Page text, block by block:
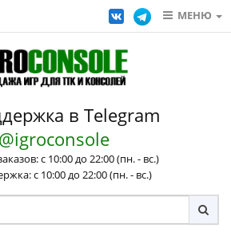
МЕНЮ
в Telegram
@igroconsole
с 10:00 до 22:00 (пн. - вс.)
с 10:00 до 22:00 (пн. - вс.)